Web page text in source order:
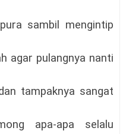
sambil mengintip
agar pulangnya nanti
tampaknya sangat
apa-apa selalu